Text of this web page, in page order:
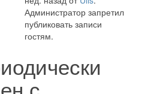
Администратор запретил
публиковать записи
гостям.